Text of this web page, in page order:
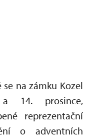
na zámku Kozel
14. prosince,
reprezentační
o adventních